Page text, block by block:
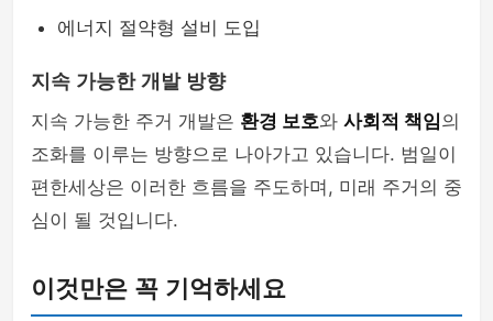
에너지 절약형 설비 도입
지속 가능한 개발 방향
지속 가능한 주거 개발은 환경 보호와 사회적 책임의
조화를 이루는 방향으로 나아가고 있습니다. 범일이
편한세상은 이러한 흐름을 주도하며, 미래 주거의 중
심이 될 것입니다.
이것만은 꼭 기억하세요